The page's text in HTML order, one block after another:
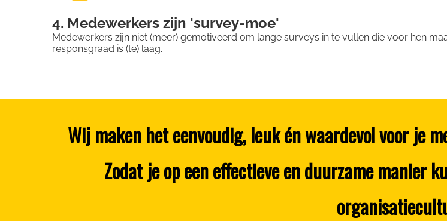
4. Medewerkers zijn 'survey-moe'
Medewerkers zijn niet (meer) gemotiveerd om lange surveys in te vullen die voor hen
responsgraad is (te) laag.
Wij maken het eenvoudig, leuk én waardevol voor je
Zodat je op een effectieve en duurzame manier